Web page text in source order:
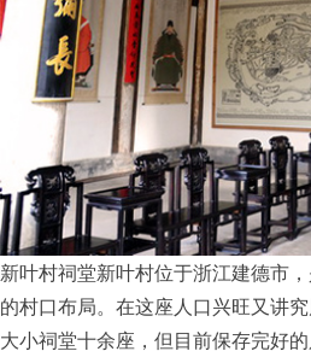
新叶村祠堂新叶村位于浙江建德市
的村口布局。在这座人口兴旺又讲
大小祠堂十余座，但目前保存完好